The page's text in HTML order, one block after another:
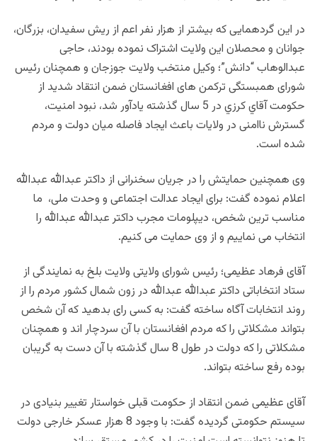
در این گردهمایی که بیشتر از هزار نفر اعم از ريش سفيدان، بزرگان،
جوانان و محصلان اين ولايت اشتراک نموده بودند، حاجی
عبدالوهاب “دانش”؛ وکیل منتخب ولایت جوزجان و همچنان رئیس
شورای همبستگی ترکمن های افغانستان ضمن انتقاد شدید از
حکومت آقاي كرزي در 5 سال گذشته یادآور شد، نبود امنیت،
گسترش ناامنی در ولایات باعث ایجاد فاصله میان دولت و مردم
شده است.
وی همچنین حمایتش را در جریان سخنرانی از داکتر عبدالله عبدالله
اعلام نموده گفت: برای ایجاد عدالت اجتماعی و وحدت ملی، ما
مناسب ترین شخص، دیپلومات مجرب داکتر عبدالله عبدالله را
انتخاب می نماییم و از وی حمایت می کنیم.
آقای فرهاد عظیمی؛ رئیس شورای ولایتی ولایت بلخ به نمایندگی از
ستاد انتخاباتی داکتر عبدالله عبدالله در زون شمال کشور مردم را از
روند انتخابات آگاه ساخته گفت: به کسی رای بدهید که آن شخص
بتواند مشکلاتی را که مردم افغانستان با آن سردچار اند و همچنان
مشکلاتی را که دولت در طول 8 سال گذشته با آن دست به گریبان
بوده رفع ساخته بتواند.
آقای عظیمی ضمن انتقاد از حکومت قبلی خواستار تغییر بنیادی در
سیستم حکومتی گردیده گفت: با وجود 8 هزار عسکر خارجی دولت